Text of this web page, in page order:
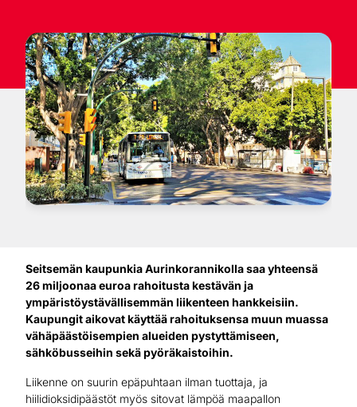
Seitsemän kaupunkia Aurinkorannikolla saa yhteensä
26 miljoonaa euroa rahoitusta kestävän ja
ympäristöystävällisemmän liikenteen hankkeisiin.
Kaupungit aikovat käyttää rahoituksensa muun muassa
vähäpäästöisempien alueiden pystyttämiseen,
sähköbusseihin sekä pyöräkaistoihin.
Liikenne on suurin epäpuhtaan ilman tuottaja, ja
hiilidioksidipäästöt myös sitovat lämpöä maapallon